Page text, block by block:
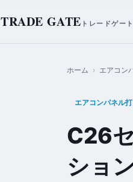
TRADE GATE トレードゲート
ホーム › エアコン
エアコンパネル打
C26
ショ